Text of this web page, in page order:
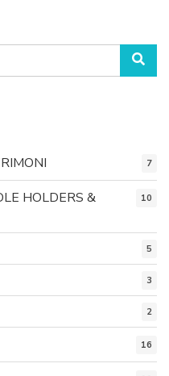
7
HOLDERS &
10
5
3
2
16